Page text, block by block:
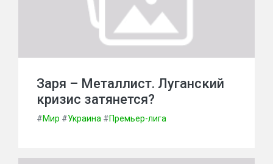
Заря – Металлист. Луганский
кризис затянется?
#Мир #Украина #Премьер-лига